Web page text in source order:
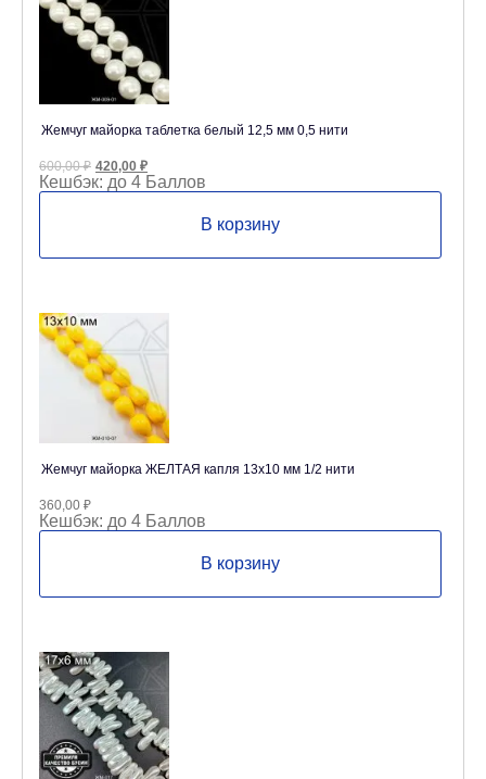
Жемчуг майорка таблетка белый 12,5 мм 0,5 нити
600,00₽ Первоначальная
цена
составляла
420,00 ₽Текущая
цена:
420,00 ₽.
Кешбэк: до 4 Баллов
В корзину
Жемчуг майорка ЖЕЛТАЯ капля 13х10 мм 1/2 нити
360,00 ₽
Кешбэк: до 4 Баллов
В корзину